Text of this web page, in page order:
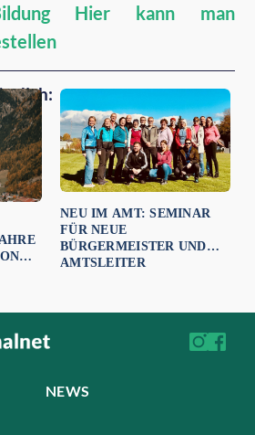
Hier kann man
dich:
NEU IM AMT: SEMINAR
FÜR NEUE
BÜRGERMEISTER UND
AMTSLEITER
NEWS